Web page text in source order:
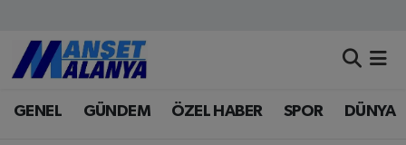
GENEL GÜNDEM ÖZEL HABER SPOR DÜNYA
Antalya Nöbetçi Eczaneler
Antalya Hava Durumu